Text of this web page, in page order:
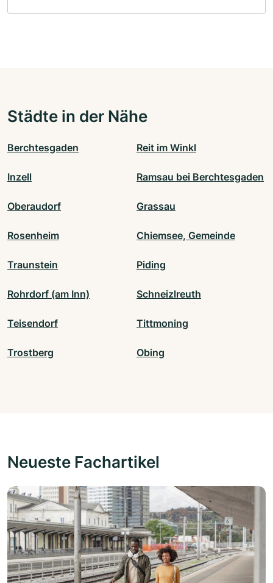
Städte in der Nähe
Berchtesgaden Reit im Winkl
Inzell Ramsau bei Berchtesgaden
Oberaudorf Grassau
Rosenheim Chiemsee, Gemeinde
Traunstein Piding
Rohrdorf (am Inn) Schneizlreuth
Teisendorf Tittmoning
Trostberg Obing
Neueste Fachartikel